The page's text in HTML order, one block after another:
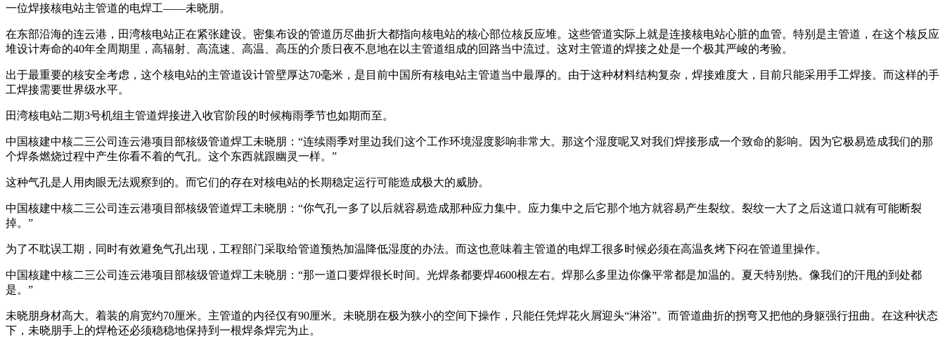
一位焊接核电站主管道的电焊工——未晓朋。
在东部沿海的连云港，田湾核电站正在紧张建设。密集布设的管道历尽曲折大都指向核电站的核心部位核反应堆。这些管道实际上就是连接核电站心脏的血管。特别是主管道，在这个核反应
堆设计寿命的40年全周期里，高辐射、高流速、高温、高压的介质日夜不息地在以主管道组成的回路当中流过。这对主管道的焊接之处是一个极其严峻的考验。
出于最重要的核安全考虑，这个核电站的主管道设计管壁厚达70毫米，是目前中国所有核电站主管道当中最厚的。由于这种材料结构复杂，焊接难度大，目前只能采用手工焊接。而这样的手
工焊接需要世界级水平。
田湾核电站二期3号机组主管道焊接进入收官阶段的时候梅雨季节也如期而至。
中国核建中核二三公司连云港项目部核级管道焊工未晓朋：“连续雨季对里边我们这个工作环境湿度影响非常大。那这个湿度呢又对我们焊接形成一个致命的影响。因为它极易造成我们的那
个焊条燃烧过程中产生你看不着的气孔。这个东西就跟幽灵一样。”
这种气孔是人用肉眼无法观察到的。而它们的存在对核电站的长期稳定运行可能造成极大的威胁。
中国核建中核二三公司连云港项目部核级管道焊工未晓朋：“你气孔一多了以后就容易造成那种应力集中。应力集中之后它那个地方就容易产生裂纹。裂纹一大了之后这道口就有可能断裂
掉。”
为了不耽误工期，同时有效避免气孔出现，工程部门采取给管道预热加温降低湿度的办法。而这也意味着主管道的电焊工很多时候必须在高温炙烤下闷在管道里操作。
中国核建中核二三公司连云港项目部核级管道焊工未晓朋：“那一道口要焊很长时间。光焊条都要焊4600根左右。焊那么多里边你像平常都是加温的。夏天特别热。像我们的汗甩的到处都
是。”
未晓朋身材高大。着装的肩宽约70厘米。主管道的内径仅有90厘米。未晓朋在极为狭小的空间下操作，只能任凭焊花火屑迎头“淋浴”。而管道曲折的拐弯又把他的身躯强行扭曲。在这种状态
下，未晓朋手上的焊枪还必须稳稳地保持到一根焊条焊完为止。